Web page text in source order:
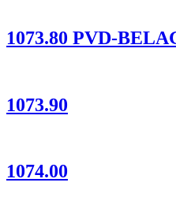
1073.80 PVD-
1073.90
1074.00